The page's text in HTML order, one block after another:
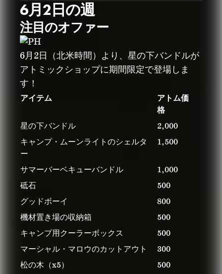
6月2日の週
注目のオファー
6月2日（北米時間）より、星の下バンドルが
アトミックショップに期間限定で登場しま
す！
アイテム
アトム価
格
星の下バンドル
2,000
キャンプ・ムーンライトのシェルタ
ー
1,500
サマーバーベキューバンドル
1,000
砥石
500
グッドボーイ
800
機材置き場の収納箱
500
キャンプ用クーラーボックス
500
マーシャル・マロウのカットアウト
300
松の木（x5）
500